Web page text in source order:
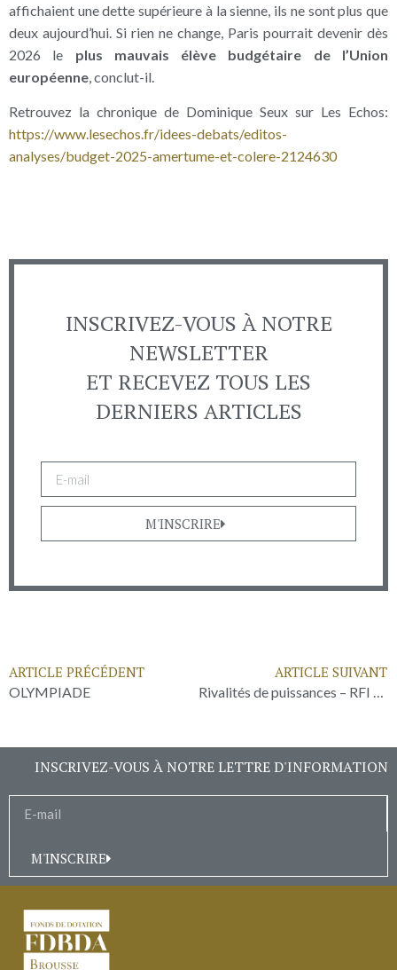
affichaient une dette supérieure à la sienne, ils ne sont plus que
deux aujourd’hui. Si rien ne change, Paris pourrait devenir dès
2026 le plus mauvais élève budgétaire de l’Union
européenne , conclut-il.
Retrouvez la chronique de Dominique Seux sur Les Echos:
https://www.lesechos.fr/idees-debats/editos-
analyses/budget-2025-amertume-et-colere-2124630
INSCRIVEZ-VOUS À NOTRE
NEWSLETTER
ET RECEVEZ TOUS LES
DERNIERS ARTICLES
M'INSCRIRE
ARTICLE PRÉCÉDENT
OLYMPIADE
ARTICLE SUIVANT
Rivalités de puissances – RFI Géopolitique
INSCRIVEZ-VOUS À NOTRE LETTRE D'INFORMATION
M'INSCRIRE